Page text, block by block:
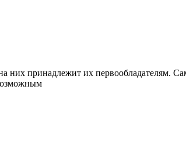
принадлежит их первообладателям.